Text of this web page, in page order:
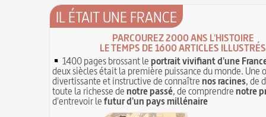
IL ÉTAIT UNE FRANCE
PARCOUREZ 2000 ANS L'HISTOIRE
LE TEMPS DE 1600 ARTICLES ILLUSTRÉS
1400 pages brossant leportrait vivifiant d'une
deux siècles était la première puissance du monde. Une
divertissante et instructive de connaîtrenos racines, de
toute la richesse denotre passé, de comprendrenotre
d'entrevoir lefutur d'un pays millénaire